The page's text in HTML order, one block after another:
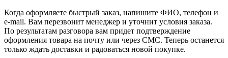
Когда оформляете быстрый заказ, напишите ФИО, телефон и
e-mail. Вам перезвонит менеджер и уточнит условия заказа.
По результатам разговора вам придет подтверждение
оформления товара на почту или через СМС. Теперь останется
только ждать доставки и радоваться новой покупке.